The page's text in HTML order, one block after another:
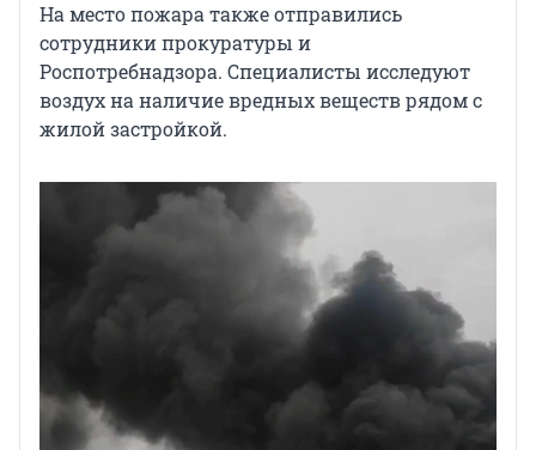
На место пожара также отправились
сотрудники прокуратуры и
Роспотребнадзора. Специалисты исследуют
воздух на наличие вредных веществ рядом с
жилой застройкой.